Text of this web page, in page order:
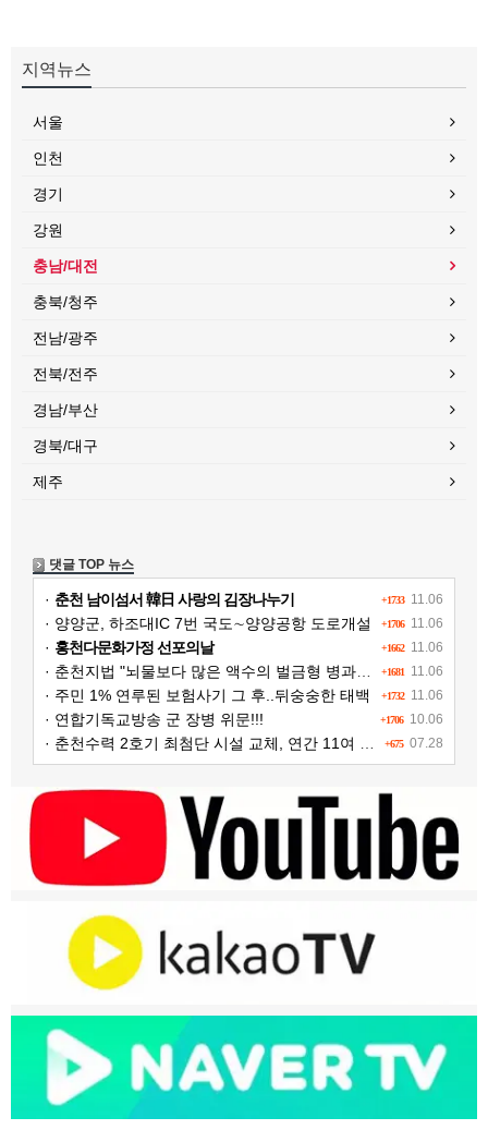
지역뉴스
서울
인천
경기
강원
충남/대전
충북/청주
전남/광주
전북/전주
경남/부산
경북/대구
제주
댓글 TOP 뉴스
+1733 11.06
· 춘천 남이섬서 韓日 사랑의 김장나누기
+1706 11.06
· 양양군, 하조대IC 7번 국도∼양양공항 도로개설
+1662 11.06
· 홍천다문화가정 선포의날
+1681 11.06
· 춘천지법 "뇌물보다 많은 액수의 벌금형 병과해야"
+1732 11.06
· 주민 1% 연루된 보험사기 그 후..뒤숭숭한 태백
+1706 10.06
· 연합기독교방송 군 장병 위문!!!
+675 07.28
· 춘천수력 2호기 최첨단 시설 교체, 연간 11여 억원 수익 추가 확보